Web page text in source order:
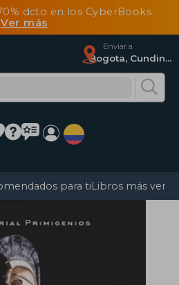
dcto en los CyberBooks
Ver más
Enviar a
Bogota, Cundinamarca
para tiLibros más